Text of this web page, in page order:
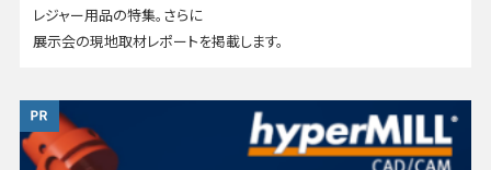
レジャー用品の特集。さらに
展示会の現地取材レポートを掲載します。